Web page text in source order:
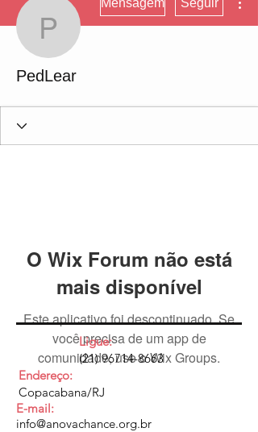
PedLear
Mensagem Seguir
PedLear
O Wix Forum não está
mais disponível
Este aplicativo foi descontinuado. Se
você precisa de um app de
comunidade, use o Wix Groups.
Ligue:
(21) 96714-8663
Endereço:
Copacabana/RJ
E-mail:
info@anovachance.org.br